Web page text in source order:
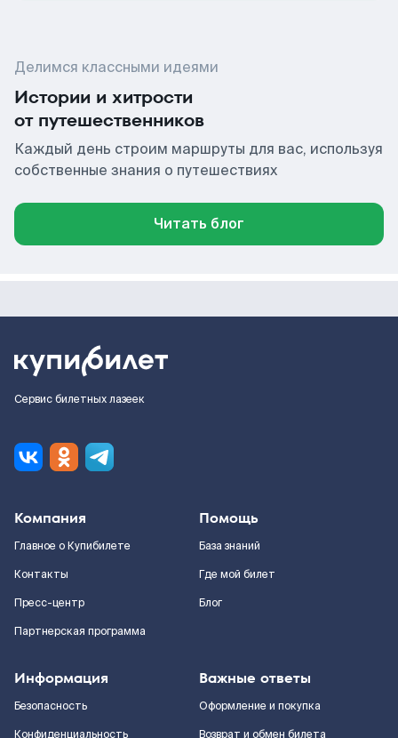
Делимся классными идеями
Истории и хитрости
от путешественников
Каждый день строим маршруты для вас, используя
собственные знания о путешествиях
Читать блог
Сервис билетных лазеек
Компания
Главное о Купибилете
Контакты
Пресс-центр
Партнерская программа
Помощь
База знаний
Где мой билет
Блог
Информация
Безопасность
Конфиденциальность
Важные ответы
Оформление и покупка
Возврат и обмен билета